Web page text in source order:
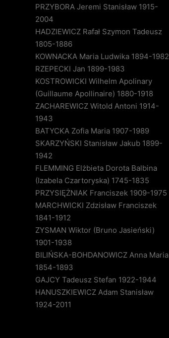
PRZYBORA Jeremi Stanisław 1915-
2004
HADZIEWICZ Rafał Szymon Tadeusz
1805-1886
KOWNACKA Maria Ludwika 1894-1982
RZEPECKI Jan 1899-1983
KOSTROWICKI Wilhelm Apolinary
(Guillaume Apollinaire) 1880-1918
ZACHAREWICZ Witold Antoni 1914-
1943
BATYCKA Zofia Maria 1907-1989
SKARZYŃSKI Stanisław Jakub 1899-
1942
FLEMMING Elżbieta Dorota Balbina
(Izabela Czartoryska) 1745-1835
PRZYSIĘŻNIAK Franciszek 1909-1975
MARCHWICKI Zdzisław Franciszek
1841-1912
ZYSMAN Wiktor (Bruno Jasieński)
1901-1938
BILIŃSKA-BOHDANOWICZ Anna Maria
1854-1893
GAJCY Tadeusz Stefan 1922-1944
HANUSZKIEWICZ Adam Stanisław
1924-2011